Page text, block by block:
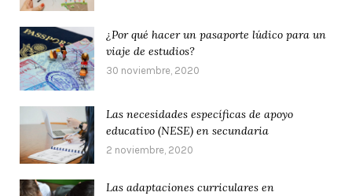
¿Por qué hacer un pasaporte lúdico para un
viaje de estudios?
30 noviembre, 2020
Las necesidades específicas de apoyo
educativo (NESE) en secundaria
2 noviembre, 2020
Las adaptaciones curriculares en